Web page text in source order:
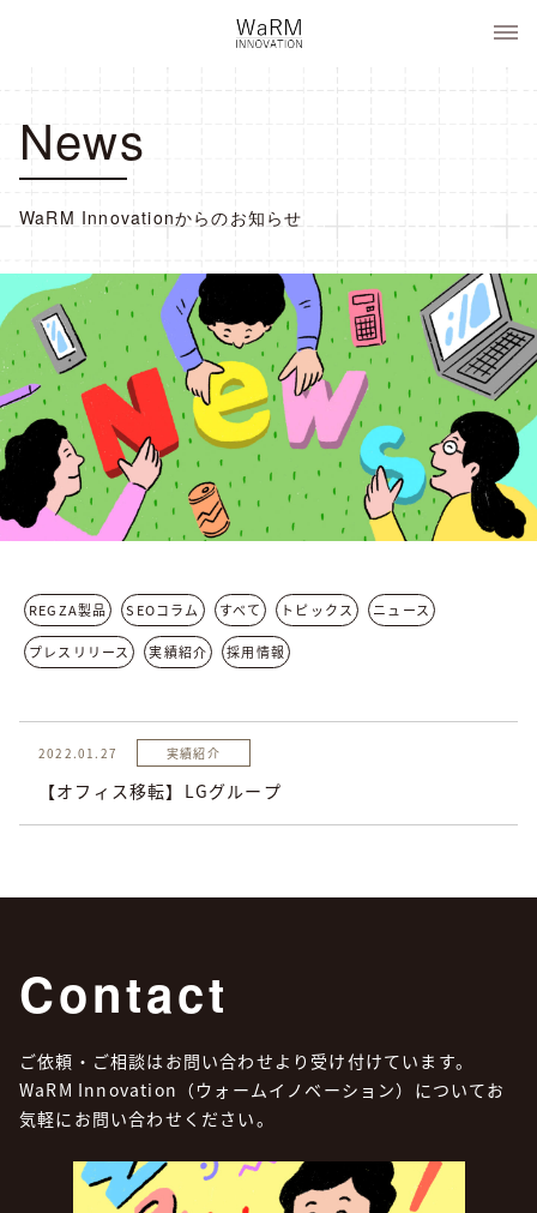
プ
News
WaRM Innovationからのお知らせ
REGZA製品 SEOコラム すべて トピックス ニュース
プレスリリース 実績紹介 採用情報
2022.01.27 実績紹介
【オフィス移転】LGグループ
Contact
ご依頼・ご相談はお問い合わせより受け付けています。
WaRM Innovation（ウォームイノベーション）についてお
気軽にお問い合わせください。